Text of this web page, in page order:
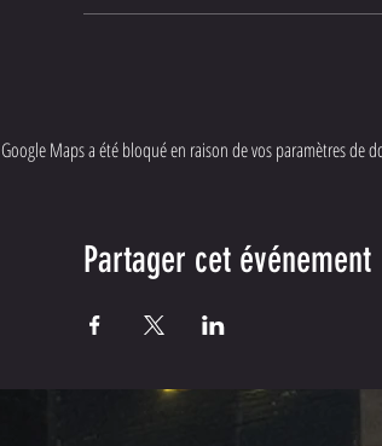
Google Maps a été bloqué en raison de vos paramètres de
Partager cet événement